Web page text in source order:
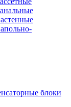
блоки